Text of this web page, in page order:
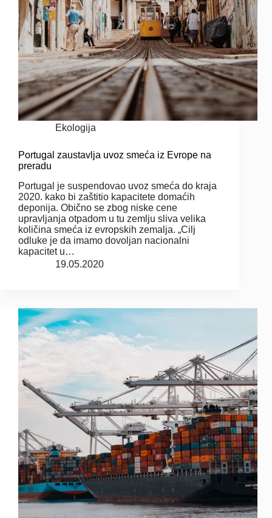
Ekologija
Portugal zaustavlja uvoz smeća iz Evrope na
preradu
Portugal je suspendovao uvoz smeća do kraja
2020. kako bi zaštitio kapacitete domaćih
deponija. Obično se zbog niske cene
upravljanja otpadom u tu zemlju sliva velika
količina smeća iz evropskih zemalja. „Cilj
odluke je da imamo dovoljan nacionalni
kapacitet u…
19.05.2020